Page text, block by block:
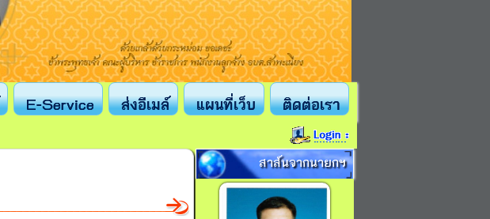
E-Service ส่งอีเมล์ แผนที่เว็บ ติดต่อเรา
สาส์นจากนายกฯ